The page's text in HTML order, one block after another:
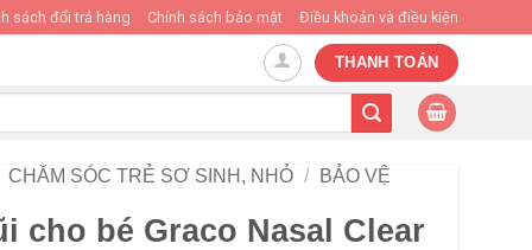
sách đổi trả hàng Chính sách bảo mật Điều khoản và điều kiện
THANH TOÁN
CHĂM SÓC TRẺ SƠ SINH, NHỎ / BẢO VỆ
cho bé Graco Nasal Clear